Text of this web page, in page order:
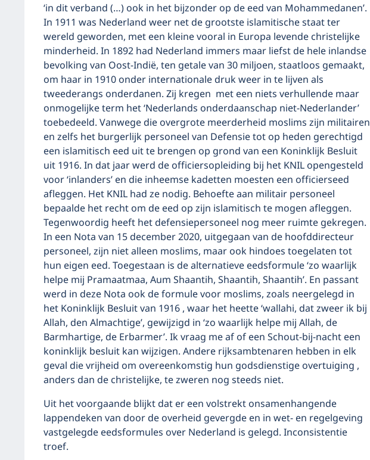
‘in dit verband (…) ook in het bijzonder op de eed van Mohammedanen’.
In 1911 was Nederland weer net de grootste islamitische staat ter
wereld geworden, met een kleine vooral in Europa levende christelijke
minderheid. In 1892 had Nederland immers maar liefst de hele inlandse
bevolking van Oost-Indië, ten getale van 30 miljoen, staatloos gemaakt,
om haar in 1910 onder internationale druk weer in te lijven als
tweederangs onderdanen. Zij kregen met een niets verhullende maar
onmogelijke term het ‘Nederlands onderdaanschap niet-Nederlander’
toebedeeld. Vanwege die overgrote meerderheid moslims zijn militairen
en zelfs het burgerlijk personeel van Defensie tot op heden gerechtigd
een islamitisch eed uit te brengen op grond van een Koninklijk Besluit
uit 1916. In dat jaar werd de officiersopleiding bij het KNIL opengesteld
voor ‘inlanders’ en die inheemse kadetten moesten een officierseed
afleggen. Het KNIL had ze nodig. Behoefte aan militair personeel
bepaalde het recht om de eed op zijn islamitisch te mogen afleggen.
Tegenwoordig heeft het defensiepersoneel nog meer ruimte gekregen.
In een Nota van 15 december 2020, uitgegaan van de hoofddirecteur
personeel, zijn niet alleen moslims, maar ook hindoes toegelaten tot
hun eigen eed. Toegestaan is de alternatieve eedsformule ‘zo waarlijk
helpe mij Pramaatmaa, Aum Shaantih, Shaantih, Shaantih’. En passant
werd in deze Nota ook de formule voor moslims, zoals neergelegd in
het Koninklijk Besluit van 1916 , waar het heette ‘wallahi, dat zweer ik bij
Allah, den Almachtige’, gewijzigd in ‘zo waarlijk helpe mij Allah, de
Barmhartige, de Erbarmer’. Ik vraag me af of een Schout-bij-nacht een
koninklijk besluit kan wijzigen. Andere rijksambtenaren hebben in elk
geval die vrijheid om overeenkomstig hun godsdienstige overtuiging ,
anders dan de christelijke, te zweren nog steeds niet.
Uit het voorgaande blijkt dat er een volstrekt onsamenhangende
lappendeken van door de overheid gevergde en in wet- en regelgeving
vastgelegde eedsformules over Nederland is gelegd. Inconsistentie
troef.